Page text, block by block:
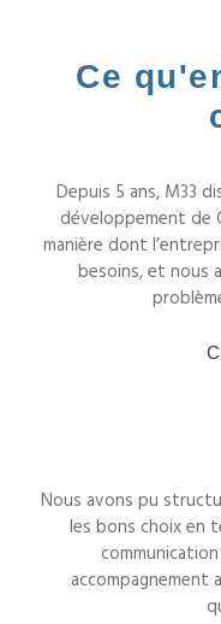
Ce
Depuis 5 ans, M33
développement de
manière dont
besoins, et nous
Nous avons pu
les bons choix en